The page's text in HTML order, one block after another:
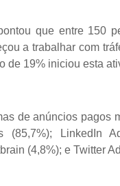
que entre 150
a trabalhar com
de 19% iniciou esta
de anúncios pagos
(85,7%); LinkedIn
(4,8%); e Twitter